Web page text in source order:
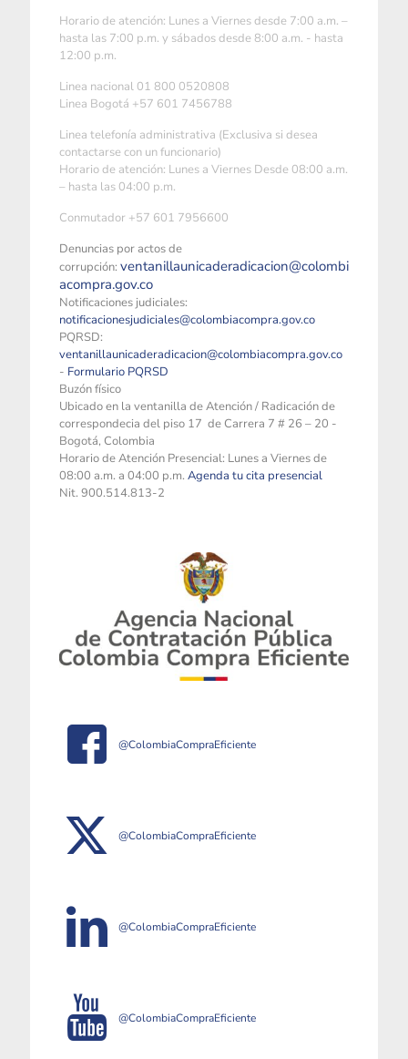
Horario de atención: Lunes a Viernes desde 7:00 a.m. –
hasta las 7:00 p.m. y sábados desde 8:00 a.m. - hasta
12:00 p.m.
Linea nacional 01 800 0520808
Linea Bogotá +57 601 7456788
Linea telefonía administrativa (Exclusiva si desea
contactarse con un funcionario)
Horario de atención: Lunes a Viernes Desde 08:00 a.m.
– hasta las 04:00 p.m.
Conmutador +57 601 7956600
Denuncias por actos de
corrupción: ventanillaunicaderadicacion@colombi
acompra.gov.co
Notificaciones judiciales:
notificacionesjudiciales@colombiacompra.gov.co
PQRSD:
ventanillaunicaderadicacion@colombiacompra.gov.co
- Formulario PQRSD
Buzón físico
Ubicado en la ventanilla de Atención / Radicación de
correspondecia del piso 17 de Carrera 7 # 26 – 20 -
Bogotá, Colombia
Horario de Atención Presencial: Lunes a Viernes de
08:00 a.m. a 04:00 p.m. Agenda tu cita presencial
Nit. 900.514.813-2
@ColombiaCompraEficiente
@ColombiaCompraEficiente
@ColombiaCompraEficiente
@ColombiaCompraEficiente